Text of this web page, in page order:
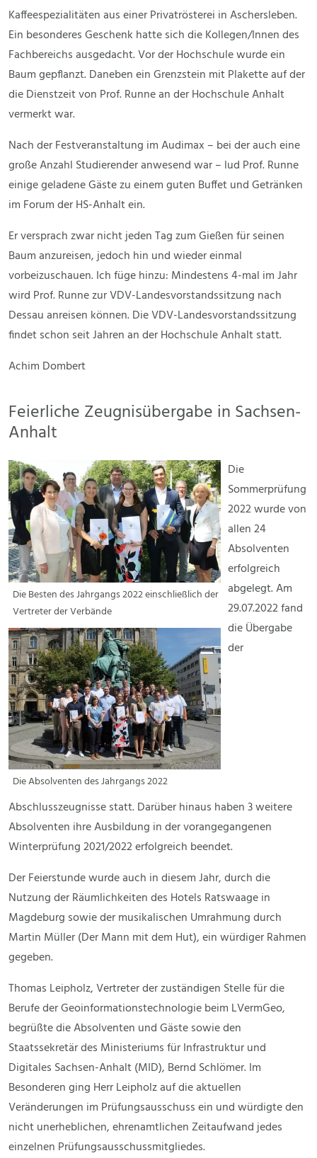
Kaffeespezialitäten aus einer Privatrösterei in Aschersleben.
Ein besonderes Geschenk hatte sich die Kollegen/Innen des
Fachbereichs ausgedacht. Vor der Hochschule wurde ein
Baum gepflanzt. Daneben ein Grenzstein mit Plakette auf der
die Dienstzeit von Prof. Runne an der Hochschule Anhalt
vermerkt war.
Nach der Festveranstaltung im Audimax – bei der auch eine
große Anzahl Studierender anwesend war – lud Prof. Runne
einige geladene Gäste zu einem guten Buffet und Getränken
im Forum der HS-Anhalt ein.
Er versprach zwar nicht jeden Tag zum Gießen für seinen
Baum anzureisen, jedoch hin und wieder einmal
vorbeizuschauen. Ich füge hinzu: Mindestens 4-mal im Jahr
wird Prof. Runne zur VDV-Landesvorstandssitzung nach
Dessau anreisen können. Die VDV-Landesvorstandssitzung
findet schon seit Jahren an der Hochschule Anhalt statt.
Achim Dombert
Feierliche Zeugnisübergabe in Sachsen-
Anhalt
Die Besten des Jahrgangs 2022 einschließlich der
Vertreter der Verbände
Die Absolventen des Jahrgangs 2022
Die
Sommerprüfung
2022 wurde von
allen 24
Absolventen
erfolgreich
abgelegt. Am
29.07.2022 fand
die Übergabe
der
Abschlusszeugnisse statt. Darüber hinaus haben 3 weitere
Absolventen ihre Ausbildung in der vorangegangenen
Winterprüfung 2021/2022 erfolgreich beendet.
Der Feierstunde wurde auch in diesem Jahr, durch die
Nutzung der Räumlichkeiten des Hotels Ratswaage in
Magdeburg sowie der musikalischen Umrahmung durch
Martin Müller (Der Mann mit dem Hut), ein würdiger Rahmen
gegeben.
Thomas Leipholz, Vertreter der zuständigen Stelle für die
Berufe der Geoinformationstechnologie beim LVermGeo,
begrüßte die Absolventen und Gäste sowie den
Staatssekretär des Ministeriums für Infrastruktur und
Digitales Sachsen-Anhalt (MID), Bernd Schlömer. Im
Besonderen ging Herr Leipholz auf die aktuellen
Veränderungen im Prüfungsausschuss ein und würdigte den
nicht unerheblichen, ehrenamtlichen Zeitaufwand jedes
einzelnen Prüfungsausschussmitgliedes.